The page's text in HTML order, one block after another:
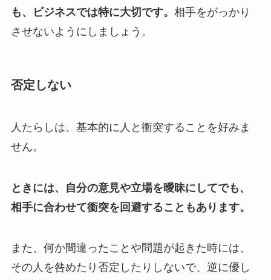
も、ビジネスでは特に大切です。 相手をがっかり
させないようにしましょう。
否定しない
人たらしは、基本的に人と衝突することを好みま
せん。
ときには、自分の意見や立場を曖昧にしてでも、
相手に合わせて衝突を回避することもあります。
また、何か間違ったことや問題が起きた時には、
その人を咎めたり否定したりしないで、逆に優し